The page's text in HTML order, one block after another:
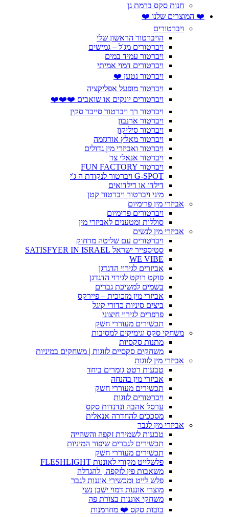
חנות סקס ברמת גן
❤️ המוצרים שלנו ❤️
ויברטורים
הויברטור הראשון שלי
ויברטורים מג'ל – גמישים
ויברטור עמיד במים
ויברטורים דמוי אמיתי
ויברטור נטען ❤️
ויברטור מופעל אפליקציה
ויברטורים יונקים או שואבים ❤️❤️❤️
ויברטור רך ויברטור סייבר סקין
ויברטור ארנבון
ויברטור סיליקון
ויברטור מאלץ אורגזמה
ויברטור ואביזרי מין גדולים
ויברטור אנאלי צר
ויברטור FUN FACTORY
G-SPOT ויברטור לנקודת ה ג'י
דילדו או דילדואים
מיני ויברטור ויברטור קטן
אביזרי מין פרימיום
ויברטורים פרימיום
סוללות ומטענים לאביזרי מין
אביזרי מין לנשים
ויברטורים עם שליטה מרחוק
סטיספייר ישראל SATISFYER IN ISRAEL
WE VIBE
אביזרים לגירוי הדגדגן
פוקט רוקט לגירוי הדגדגן
בשמים למשיכת גברים
אביזרי מין מזכוכית – פיירקס
ביצים סיניות כדורי קיגל
פרפרים לגירוי חיצוני
תכשירים מעוררי חשק
משחקי סקס וגימיקים למסיבות
מתנות סקסיות
משחקים סקסיים לזוגות | משחקים במיניות
אביזרי מין לזוגות
טבעות רטט גומרים ביחד
אביזרי מין בהנחה
תכשירים מעוררי חשק
ויברטורים לזוגות
ערסל אהבה ונדנדות סקס
מסככים להחדרה אנאלית
אביזרי מין לגבר
טבעות לשמירת זקפה והשהייה
תכשירים לגברים שיפור המיניות
תכשירים מעוררי חשק
פלשלייט מקורי לאוננות FLESHLIGHT
משאבות פין לזקפה | להגדלה
פלש לייט ומכשירי אוננות לגבר
מוצרי אוננות דמוי ישבן נשי
משחקי אוננות בצורת פה
בובות סקס ❤️ מחרמנות